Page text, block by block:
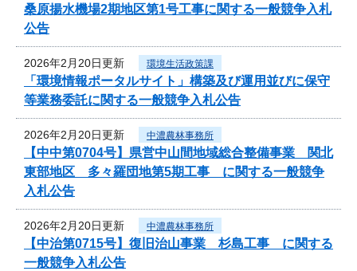
桑原揚水機場2期地区第1号工事に関する一般競争入札
公告
2026年2月20日更新 環境生活政策課
「環境情報ポータルサイト」構築及び運用並びに保守
等業務委託に関する一般競争入札公告
2026年2月20日更新 中濃農林事務所
【中中第0704号】県営中山間地域総合整備事業 関北
東部地区 多々羅団地第5期工事 に関する一般競争
入札公告
2026年2月20日更新 中濃農林事務所
【中治第0715号】復旧治山事業 杉島工事 に関する
一般競争入札公告